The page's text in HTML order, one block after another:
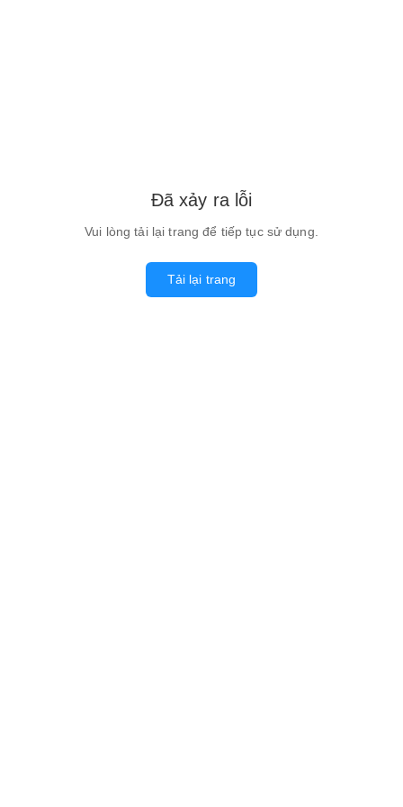
Đã xảy ra lỗi
Vui lòng tải lại trang để tiếp tục sử dụng.
Tải lại trang